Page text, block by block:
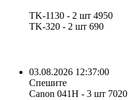
TK-1130 - 2 шт 4950
TK-320 - 2 шт 690
03.08.2026 12:37:00
Спешите
Canon 041H - 3 шт 7020